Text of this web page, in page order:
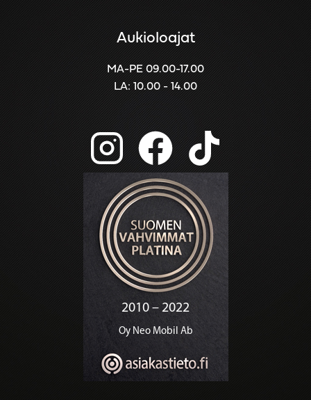
Aukioloajat
MA-PE 09.00-17.00
LA: 10.00 - 14.00